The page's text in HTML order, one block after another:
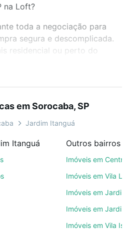
na Loft?
toda a negociação para
segura e descomplicada.
residencial ou perto do
à venda em Jardim Itanguá,
seu sonho. Agende
ainda conta com mais de
te ajudando na
topo para pesquisar por
filtros como quantidade de
sem vaga de garagem para
com o preço, metragem e
em Sorocaba, SP
Jardim Itanguá
Itanguá Outros bairros
Imóveis em Centro
Imóveis em Vila
Imóveis em Jardim
Imóveis em Jardim
Imóveis em Vila